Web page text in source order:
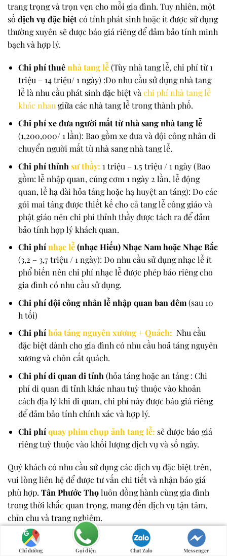
trang trọng và trọn vẹn cho mỗi gia đình. Tuy nhiên, một
số dịch vụ đặc biệtcó tính phát sinh hoặc ít được sử dụng
thường xuyên sẽ được báo giá riêng để đảm bảo tính minh
bạch và hợp lý.
Chi phí thuênhà tang lễ(Tùy nhà tang lễ, chi phí từ 1
triệu – 14 triệu/ 1 ngày) :Do nhu cầu sử dụng nhà tang
lễ là nhu cầu phát sinh đặc biệt vàchi phí nhà tang lễ
khác nhaugiữa các nhà tang lễ trong thành phố.
Chi phí xe đưa người mất từ nhà sang nhà tang lễ
(1,200,000/ 1 lần): Bao gồm xe đưa và đội công nhân di
chuyển người mất từ nhà sang nhà tang lễ.
Chi phí thỉnh sư thầy: 1 triệu – 1.5 triệu / 1 ngày (Bao
gồm: lễ nhập quan, cúng cơm 1 ngày 2 lần, lễ động
quan, lễ hạ đài hỏa táng hoặc hạ huyệt an táng): Do các
gói mai táng được thiết kế cho cả tang lễ công giáo và
phật giáo nên chi phí thỉnh thầy được tách ra để đảm
bảo tính hợp lý khách quan.
Chi phínhạc lễ(nhạc Hiếu) Nhạc Nam hoặc Nhạc Bắc
(3,2 – 3,7 triệu / 1 ngày): Do nhu cầu sử dụng nhạc lễ ít
phổ biến nên chi phí nhạc lễ được phép báo riêng cho
gia đình có nhu cầu sử dụng.
Chi phí đội công nhân lễ nhập quan ban đêm(sau 10
h tối)
Chi phíhỏa táng nguyên xương + Quách: Nhu cầu
đặc biệt dành cho gia đình có nhu cầu hoả táng nguyên
xương và chôn cất quách.
Chi phí di quan đi tỉnh (hỏa táng hoặc an táng : Chi
phí di quan đi tỉnh khác nhau tuỳ thuộc vào khoản
cách địa lý khi di quan, chi phí này được báo giá riêng
để đảm bảo tính chính xác và hợp lý.
Chi phíquay phim chụp ảnh tang lễ: sẽ được báo giá
riêng tuỳ thuộc vào khối lượng dịch vụ và số ngày.
Quý khách có nhu cầu sử dụng các dịch vụ đặc biệt trên,
vui lòng liên hệ để được tư vấn chi tiết và nhận báo giá
phù hợp. Tân Phước Thọluôn đồng hành cùng gia đình
trong thời khắc quan trọng, mang đến dịch vụ tận tâm,
chỉn chu và trang nghiêm.
Chỉ đường Gọi điện Chat Zalo Messenger